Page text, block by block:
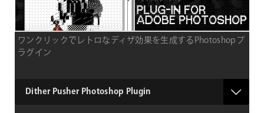
ワンクリックでレトロなディザ効果を生成するPhotoshopプ
ラグイン
type